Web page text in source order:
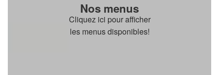
Nos menus
Cliquez ici pour afficher
les menus disponibles!